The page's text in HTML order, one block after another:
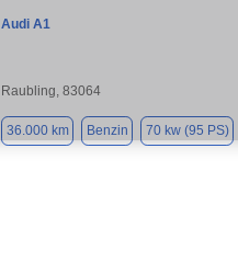
Audi A1
Raubling, 83064
36.000 km Benzin 70 kw (95 PS)